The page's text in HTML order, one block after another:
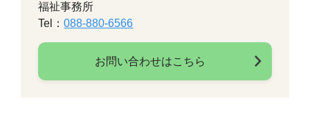
福祉事務所
Tel：088-880-6566
お問い合わせはこちら